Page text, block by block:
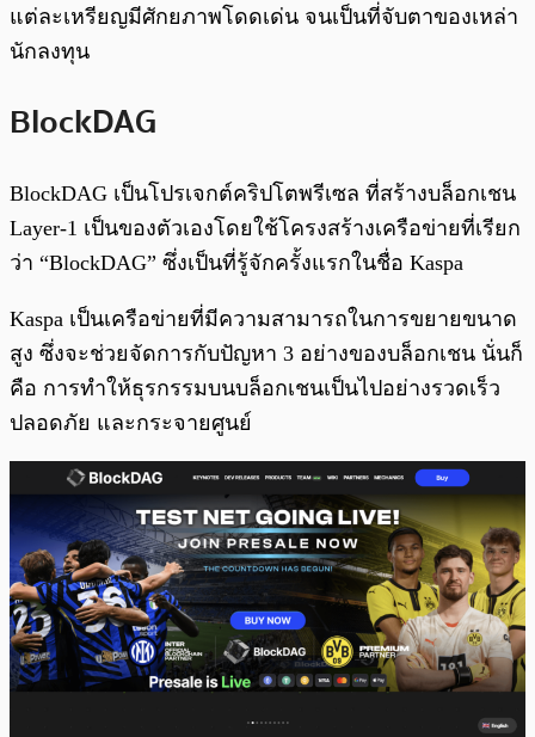
แต่ละเหรียญมีศักยภาพโดดเด่น จนเป็นที่จับตาของเหล่า
นักลงทุน
BlockDAG
BlockDAG เป็นโปรเจกต์คริปโตพรีเซล ที่สร้างบล็อกเชน
Layer-1 เป็นของตัวเองโดยใช้โครงสร้างเครือข่ายที่เรียก
ว่า “BlockDAG” ซึ่งเป็นที่รู้จักครั้งแรกในชื่อ Kaspa
Kaspa เป็นเครือข่ายที่มีความสามารถในการขยายขนาด
สูง ซึ่งจะช่วยจัดการกับปัญหา 3 อย่างของบล็อกเชน นั่นก็
คือ การทำให้ธุรกรรมบนบล็อกเชนเป็นไปอย่างรวดเร็ว
ปลอดภัย และกระจายศูนย์